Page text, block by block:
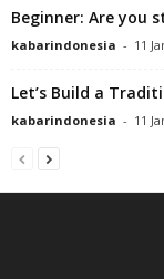
Beginner: Are you
kabarindonesia - 11
Let’s Build a
kabarindonesia - 11